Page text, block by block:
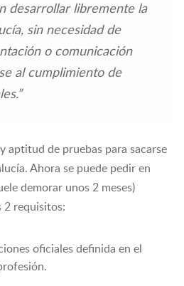
desarrollar libremente la
sin necesidad de
o comunicación
al cumplimiento de
aptitud de pruebas para sacarse
Ahora se puede pedir en
demorar unos 2 meses)
2 requisitos:
oficiales definida en el